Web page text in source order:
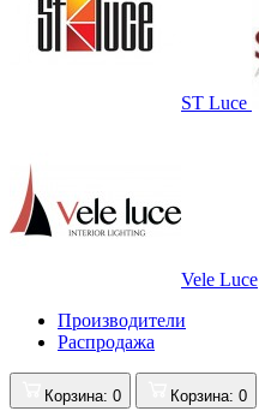
ST Luce
Vele Luce
Производители
Распродажа
Корзина: 0 Корзина: 0